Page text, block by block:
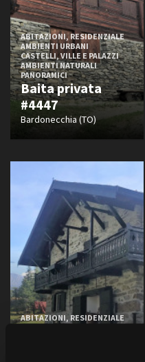
ABITAZIONI, RESIDENZIALE
AMBIENTI URBANI
CASTELLI, VILLE E PALAZZI
AMBIENTI NATURALI
PANORAMICI
Baita privata
#4447
Bardonecchia (TO)
ABITAZIONI, RESIDENZIALE
INFRASTRUTTURE